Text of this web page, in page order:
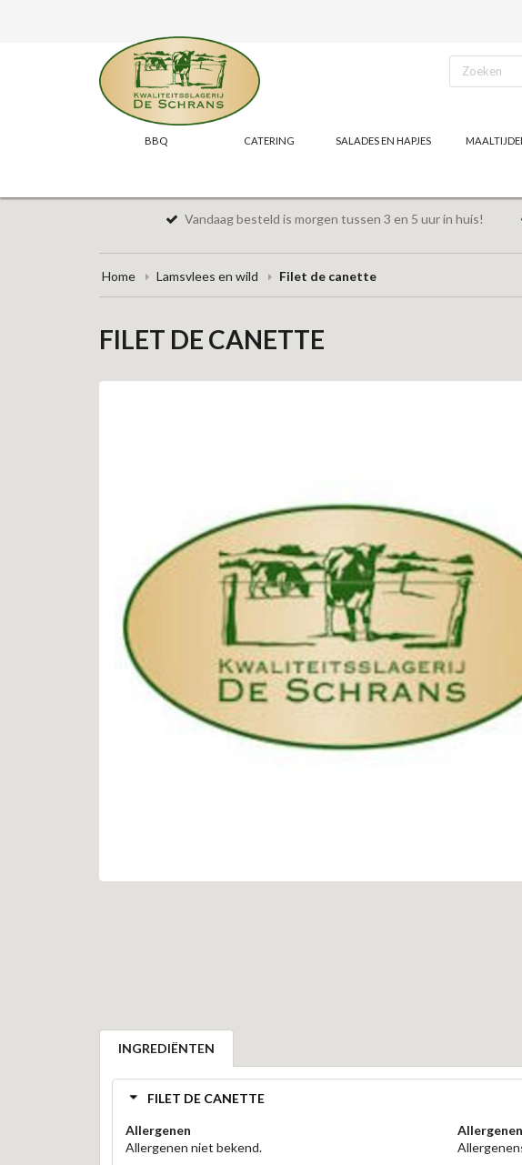
BBQ CATERING SALADES EN HAPJES
Vandaag besteld is morgen tussen 3 en 5 uur in huis!
Home Lamsvlees en wild Filet de canette
FILET DE CANETTE
INGREDIËNTEN
FILET DE CANETTE
Allergenen
Allergenen niet bekend.